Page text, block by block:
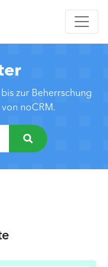
zur Beherrschung
noCRM.